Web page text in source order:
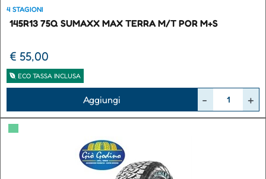
4 STAGIONI
145R13 75Q SUMAXX MAX TERRA M/T POR M+S
€ 55,00
ECO TASSA INCLUSA
Aggiungi
▀